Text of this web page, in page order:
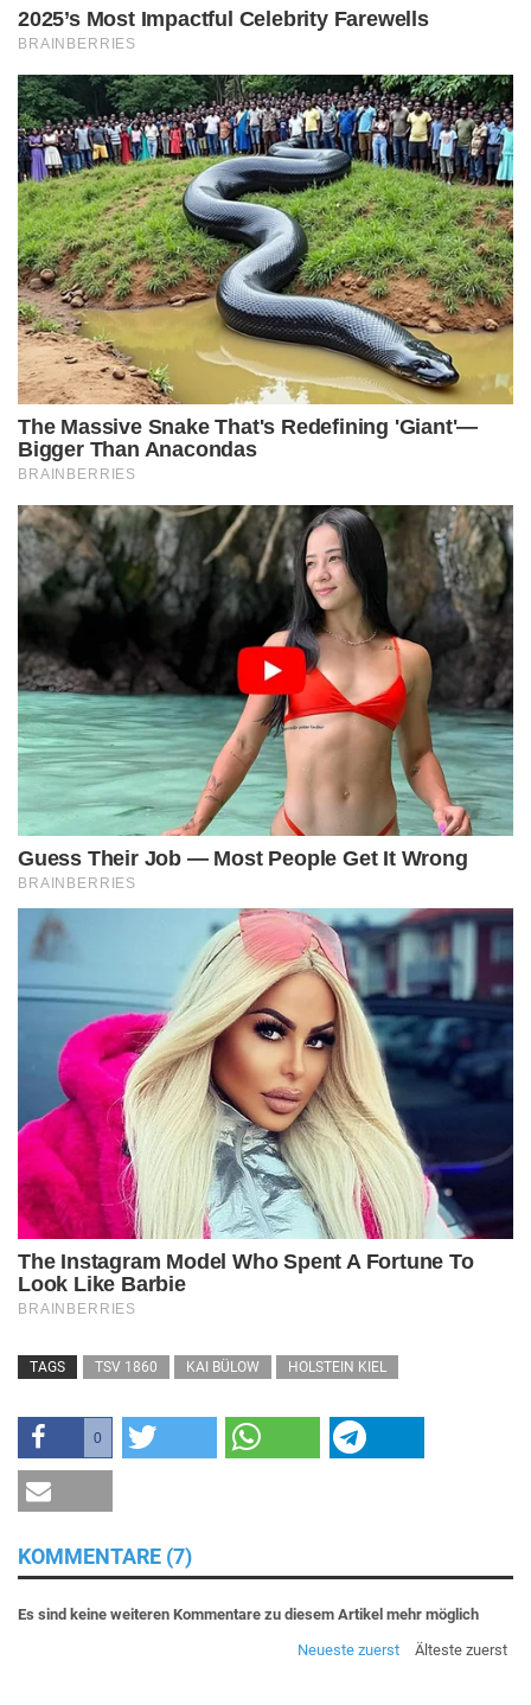
TAGS TSV 1860 KAI BÜLOW HOLSTEIN KIEL
0
KOMMENTARE (7)
Es sind keine weiteren Kommentare zu diesem Artikel mehr möglich
Neueste zuerst
Älteste zuerst